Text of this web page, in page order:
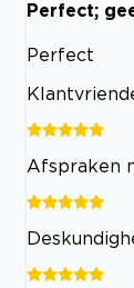
Perfect;
Perfect
Afspraken